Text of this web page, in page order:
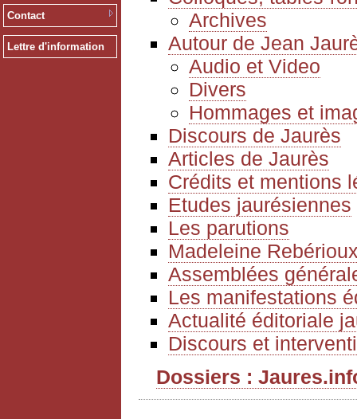
Contact
Lettre d'information
Archives
Autour de Jean
Audio et Video
Divers
Hommages et
Discours de Jaurès
Articles de Jaurès
Crédits et mentions
Etudes jaurésiennes
Les parutions
Madeleine
Assemblées
Les manifestations
Actualité éditoriale
Discours et
Dossiers :